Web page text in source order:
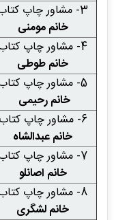
3- مشاور چاپ کتاب
خانم مومنی
4- مشاور چاپ کتاب
خانم طوطی
5- مشاور چاپ کتاب
خانم رحیمی
6- مشاور چاپ کتاب
خانم عبدالشاه
7- مشاور چاپ کتاب
خانم اصانلو
8- مشاور چاپ کتاب
خانم لشگری